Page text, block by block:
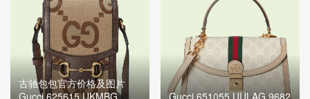
古驰包包官方价格及图片